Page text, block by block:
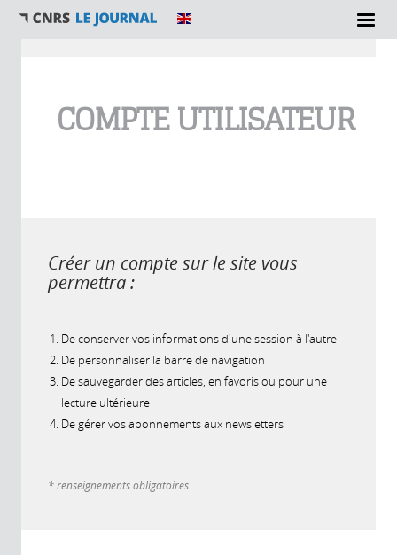
COMPTE UTILISATEUR
Créer un compte sur le site vous
permettra :
De conserver vos informations d'une session à l'autre
De personnaliser la barre de navigation
De sauvegarder des articles, en favoris ou pour une
lecture ultérieure
De gérer vos abonnements aux newsletters
* renseignements obligatoires